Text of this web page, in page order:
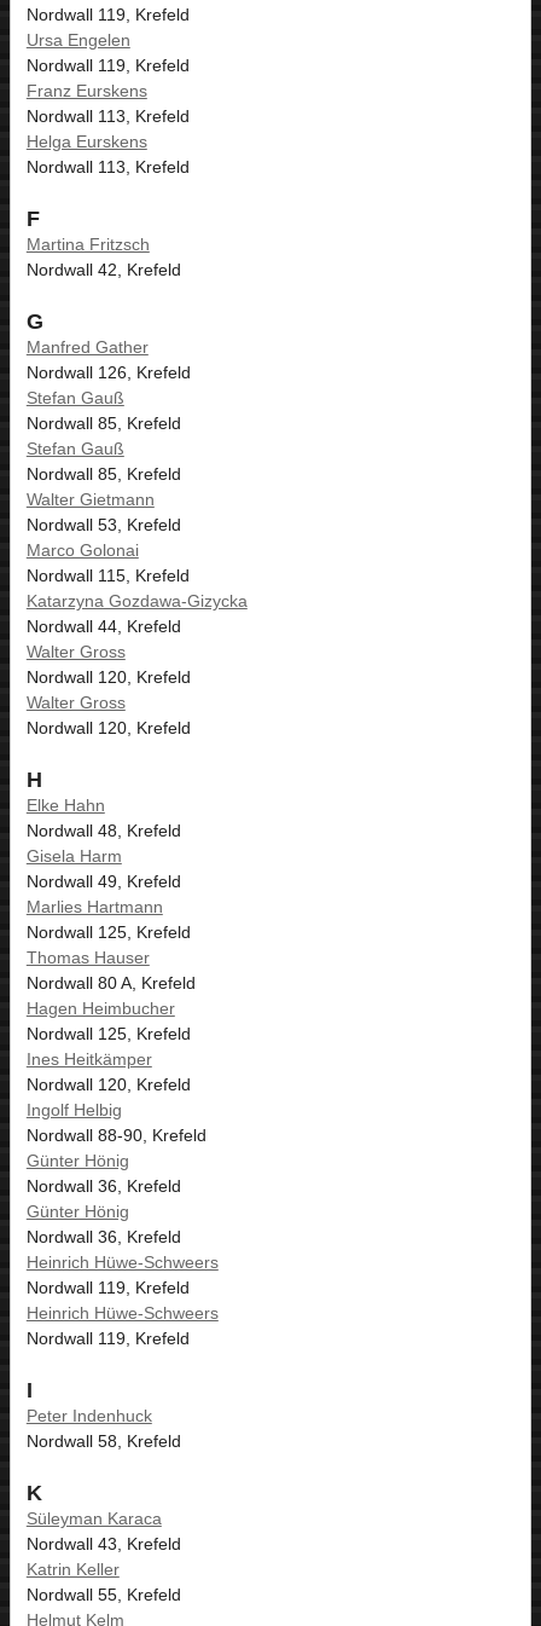
Nordwall 119, Krefeld
Ursa Engelen
Nordwall 119, Krefeld
Franz Eurskens
Nordwall 113, Krefeld
Helga Eurskens
Nordwall 113, Krefeld
F
Martina Fritzsch
Nordwall 42, Krefeld
G
Manfred Gather
Nordwall 126, Krefeld
Stefan Gauß
Nordwall 85, Krefeld
Stefan Gauß
Nordwall 85, Krefeld
Walter Gietmann
Nordwall 53, Krefeld
Marco Golonai
Nordwall 115, Krefeld
Katarzyna Gozdawa-Gizycka
Nordwall 44, Krefeld
Walter Gross
Nordwall 120, Krefeld
Walter Gross
Nordwall 120, Krefeld
H
Elke Hahn
Nordwall 48, Krefeld
Gisela Harm
Nordwall 49, Krefeld
Marlies Hartmann
Nordwall 125, Krefeld
Thomas Hauser
Nordwall 80 A, Krefeld
Hagen Heimbucher
Nordwall 125, Krefeld
Ines Heitkämper
Nordwall 120, Krefeld
Ingolf Helbig
Nordwall 88-90, Krefeld
Günter Hönig
Nordwall 36, Krefeld
Günter Hönig
Nordwall 36, Krefeld
Heinrich Hüwe-Schweers
Nordwall 119, Krefeld
Heinrich Hüwe-Schweers
Nordwall 119, Krefeld
I
Peter Indenhuck
Nordwall 58, Krefeld
K
Süleyman Karaca
Nordwall 43, Krefeld
Katrin Keller
Nordwall 55, Krefeld
Helmut Kelm